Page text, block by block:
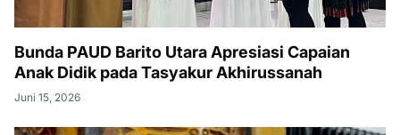
Bunda PAUD Barito Utara Apresiasi Capaian
Anak Didik pada Tasyakur Akhirussanah
Juni 15, 2026